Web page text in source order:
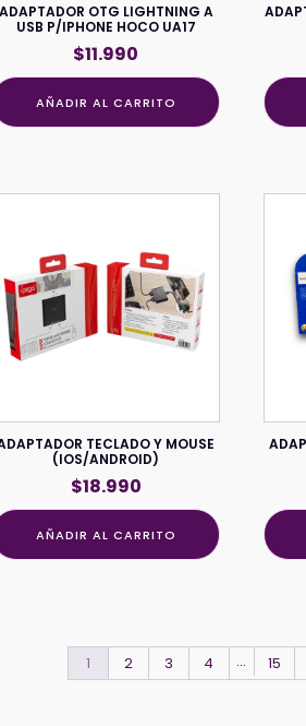
ADAPTADOR OTG LIGHTNING A
USB P/IPHONE HOCO UA17
$11.990
AÑADIR AL CARRITO
TECLADO Y MOUSE
(IOS/ANDROID)
$18.990
AÑADIR AL CARRITO
1 2 3 4 … 15